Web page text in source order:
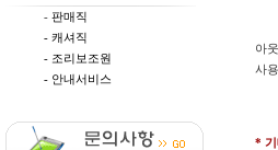
- 판매직
- 캐셔직
- 조리보조원
- 안내서비스
아
사
* 기